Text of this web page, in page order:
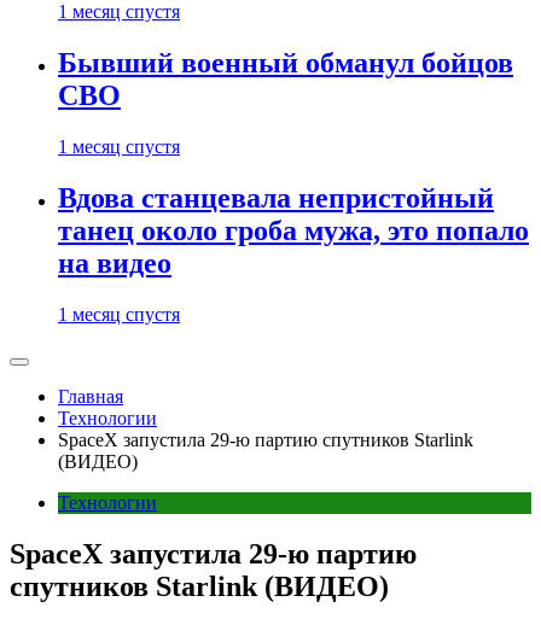
1 месяц спустя
Бывший военный обманул бойцов
СВО
1 месяц спустя
Вдова станцевала непристойный
танец около гроба мужа, это попало
на видео
1 месяц спустя
Главная
Технологии
SpaceX запустила 29-ю партию спутников Starlink
(ВИДЕО)
Технологии
SpaceX запустила 29-ю партию
спутников Starlink (ВИДЕО)